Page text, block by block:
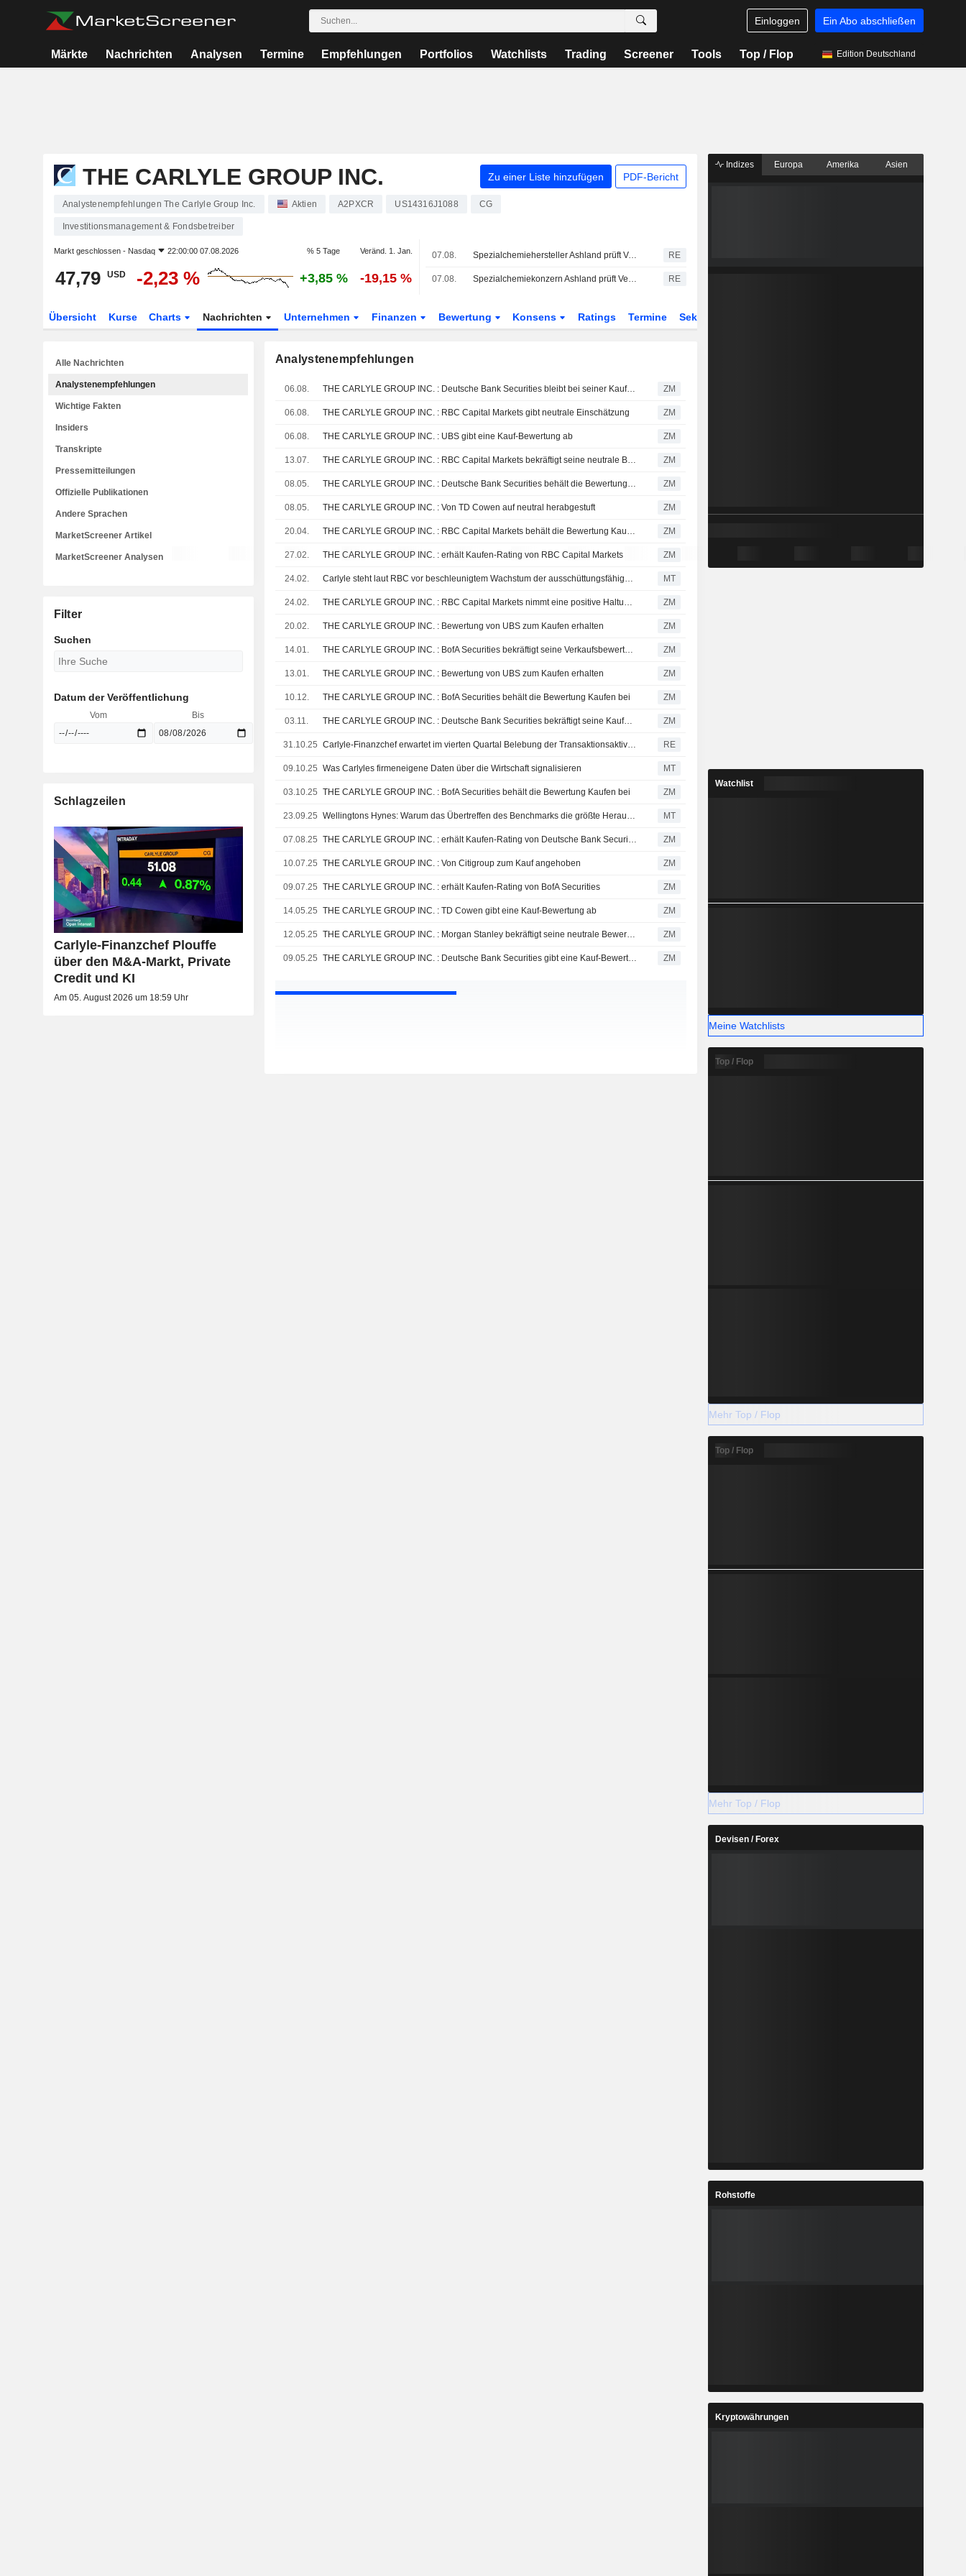
Einloggen Ein Abo abschließen
Märkte Nachrichten Analysen Termine Empfehlungen Portfolios Watchlists Trading Screener Tools Top / Flop Edition Deutschland
THE CARLYLE GROUP INC. Zu einer Liste hinzufügen PDF-Bericht
Analystenempfehlungen The Carlyle Group Inc. Aktien A2PXCR US14316J1088 CG
Investitionsmanagement & Fondsbetreiber
Markt geschlossen - Nasdaq 22:00:00 07.08.2026 % 5 Tage Veränd. 1. Jan.
47,79 USD -2,23 % +3,85 % -19,15 %
07.08. Spezialchemiehersteller Ashland prüft Verkauf nach Druck von Aktivisten, sagen Insider RE
07.08. Spezialchemiekonzern Ashland prüft Verkauf nach Druck durch aktivistischen Investor, berichtet Bloomberg News RE
Übersicht Kurse Charts Nachrichten Unternehmen Finanzen Bewertung Konsens Ratings Termine Sektor
Analystenempfehlungen
06.08. THE CARLYLE GROUP INC. : Deutsche Bank Securities bleibt bei seiner Kaufempfehlung ZM
06.08. THE CARLYLE GROUP INC. : RBC Capital Markets gibt neutrale Einschätzung ZM
06.08. THE CARLYLE GROUP INC. : UBS gibt eine Kauf-Bewertung ab ZM
13.07. THE CARLYLE GROUP INC. : RBC Capital Markets bekräftigt seine neutrale Bewertung ZM
08.05. THE CARLYLE GROUP INC. : Deutsche Bank Securities behält die Bewertung Kaufen bei ZM
08.05. THE CARLYLE GROUP INC. : Von TD Cowen auf neutral herabgestuft ZM
20.04. THE CARLYLE GROUP INC. : RBC Capital Markets behält die Bewertung Kaufen bei ZM
27.02. THE CARLYLE GROUP INC. : erhält Kaufen-Rating von RBC Capital Markets ZM
24.02. Carlyle steht laut RBC vor beschleunigtem Wachstum der ausschüttungsfähigen Gewinne MT
24.02. THE CARLYLE GROUP INC. : RBC Capital Markets nimmt eine positive Haltung ein ZM
20.02. THE CARLYLE GROUP INC. : Bewertung von UBS zum Kaufen erhalten ZM
14.01. THE CARLYLE GROUP INC. : BofA Securities bekräftigt seine Verkaufsbewertung ZM
13.01. THE CARLYLE GROUP INC. : Bewertung von UBS zum Kaufen erhalten ZM
10.12. THE CARLYLE GROUP INC. : BofA Securities behält die Bewertung Kaufen bei ZM
03.11. THE CARLYLE GROUP INC. : Deutsche Bank Securities bekräftigt seine Kaufempfehlung ZM
31.10.25 Carlyle-Finanzchef erwartet im vierten Quartal Belebung der Transaktionsaktivitäten RE
09.10.25 Was Carlyles firmeneigene Daten über die Wirtschaft signalisieren MT
03.10.25 THE CARLYLE GROUP INC. : BofA Securities behält die Bewertung Kaufen bei ZM
23.09.25 Wellingtons Hynes: Warum das Übertreffen des Benchmarks die größte Herausforderung beim Investieren ist MT
07.08.25 THE CARLYLE GROUP INC. : erhält Kaufen-Rating von Deutsche Bank Securities ZM
10.07.25 THE CARLYLE GROUP INC. : Von Citigroup zum Kauf angehoben ZM
09.07.25 THE CARLYLE GROUP INC. : erhält Kaufen-Rating von BofA Securities ZM
14.05.25 THE CARLYLE GROUP INC. : TD Cowen gibt eine Kauf-Bewertung ab ZM
12.05.25 THE CARLYLE GROUP INC. : Morgan Stanley bekräftigt seine neutrale Bewertung ZM
09.05.25 THE CARLYLE GROUP INC. : Deutsche Bank Securities gibt eine Kauf-Bewertung ab ZM
Alle Nachrichten
Analystenempfehlungen
Wichtige Fakten
Insiders
Transkripte
Pressemitteilungen
Offizielle Publikationen
Andere Sprachen
MarketScreener Artikel
MarketScreener Analysen
Filter
Suchen
Datum der Veröffentlichung
Vom Bis
Schlagzeilen
Carlyle-Finanzchef Plouffe
über den M&A-Markt, Private
Credit und KI
Am 05. August 2026 um 18:59 Uhr
Indizes Europa Amerika Asien
Watchlist
Meine Watchlists
Top / Flop
Mehr Top / Flop
Top / Flop
Mehr Top / Flop
Devisen / Forex
Rohstoffe
Kryptowährungen